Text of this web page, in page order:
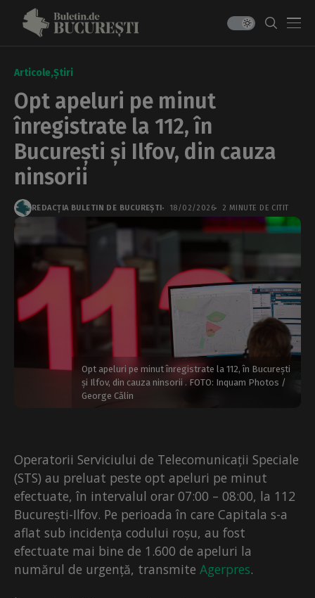
Articole Știri
Opt apeluri pe minut
înregistrate la 112, în
București și Ilfov, din cauza
ninsorii
REDACȚIA BULETIN DE BUCUREȘTI 18/02/2026 2 MINUTE DE CITIT
Opt apeluri pe minut înregistrate la 112, în București
și Ilfov, din cauza ninsorii . FOTO: Inquam Photos /
George Călin
Operatorii Serviciului de Telecomunicații Speciale
(STS) au preluat peste opt apeluri pe minut
efectuate, în intervalul orar 07:00 – 08:00, la 112
București-Ilfov. Pe perioada în care Capitala s-a
aflat sub incidența codului roșu, au fost
efectuate mai bine de 1.600 de apeluri la
numărul de urgență, transmite Agerpres.